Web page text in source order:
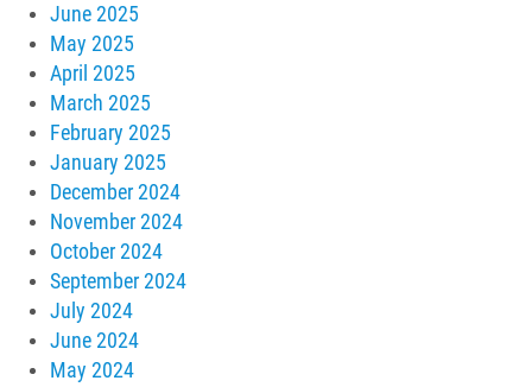
June 2025
May 2025
April 2025
March 2025
February 2025
January 2025
December 2024
November 2024
October 2024
September 2024
July 2024
June 2024
May 2024